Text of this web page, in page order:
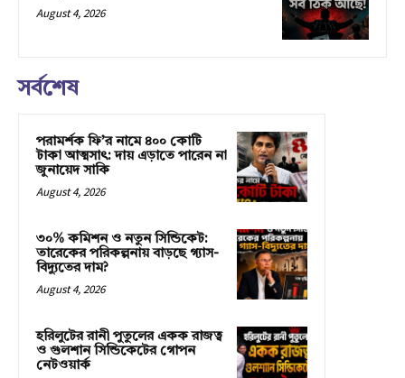
August 4, 2026
সর্বশেষ
পরামর্শক ফি’র নামে ৪০০ কোটি
টাকা আত্মসাৎ: দায় এড়াতে পারেন না
জুনায়েদ সাকি
August 4, 2026
৩০% কমিশন ও নতুন সিন্ডিকেট:
তারেকের পরিকল্পনায় বাড়ছে গ্যাস-
বিদ্যুতের দাম?
August 4, 2026
হরিলুটের রানী পুতুলের একক রাজত্ব
ও গুলশান সিন্ডিকেটের গোপন
নেটওয়ার্ক